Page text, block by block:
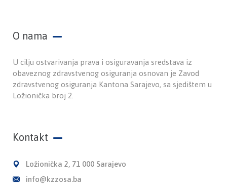
O nama
U cilju ostvarivanja prava i osiguravanja sredstava iz
obaveznog zdravstvenog osiguranja osnovan je Zavod
zdravstvenog osiguranja Kantona Sarajevo, sa sjedištem u
Ložionička broj 2.
Kontakt
Ložionička 2, 71 000 Sarajevo
info@kzzosa.ba